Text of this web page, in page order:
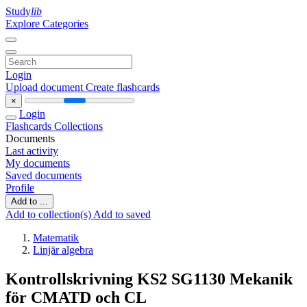
Studylib
Explore Categories
Login
Upload document Create flashcards
×
Login
Flashcards Collections
Documents
Last activity
My documents
Saved documents
Profile
Add to ...
Add to collection(s) Add to saved
Matematik
Linjär algebra
Kontrollskrivning KS2 SG1130 Mekanik
för CMATD och CL